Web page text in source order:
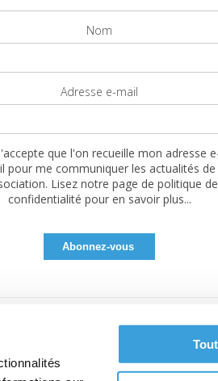
Nom
Adresse e-mail
que l'on recueille mon adresse
pour me communiquer les actualités de
Lisez notre page de politique de
confidentialité pour en savoir plus...